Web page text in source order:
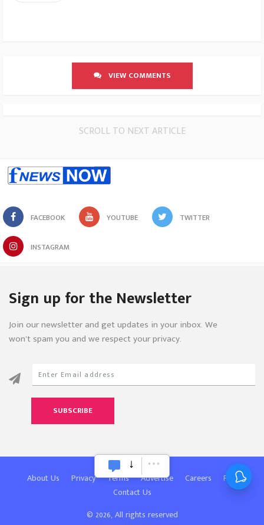
VIEW COMMENTS
SCROLL TO NEXT ARTICLE
FACEBOOK YOUTUBE TWITTER
INSTAGRAM
Sign up for the Newsletter
Join our newsletter and get updates in your inbox. We
won’t spam you and we respect your privacy.
SUBSCRIBE
About Us Privacy Terms Advertise Careers
FAQ
Contact Us
© 2026, All rights reserved